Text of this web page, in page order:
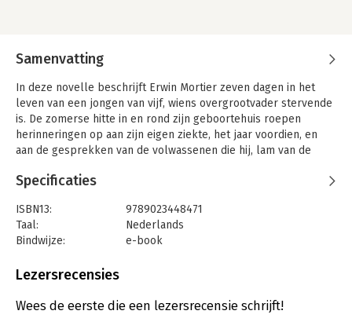
Samenvatting
In deze novelle beschrijft Erwin Mortier zeven dagen in het
leven van een jongen van vijf, wiens overgrootvader stervende
is. De zomerse hitte in en rond zijn geboortehuis roepen
herinneringen op aan zijn eigen ziekte, het jaar voordien, en
aan de gesprekken van de volwassenen die hij, lam van de
broeiend in zijn binnenste'. Tegelijk is hij gebiologeerd door
donkere hart van het huis. In de dagen van de voorbereiding
van de begrafenis loopt hij steeds meer verloren tussen de
volwassenen. De zomer smelt de dagen aaneen en heft alle
boeken van Mortier spreekt uit dit verhaal een verlangen om
proef te stellen dat ze het allerbelangrijkste, dat nooit gezegd
Specificaties
ISBN13:
9789023448471
Taal:
Nederlands
Bindwijze:
e-book
Bestandsformaat:
Uitgever:
Bezige Bij b.v., Uitgeverij De
Lezersrecensies
Wees de eerste die een lezersrecensie schrijft!